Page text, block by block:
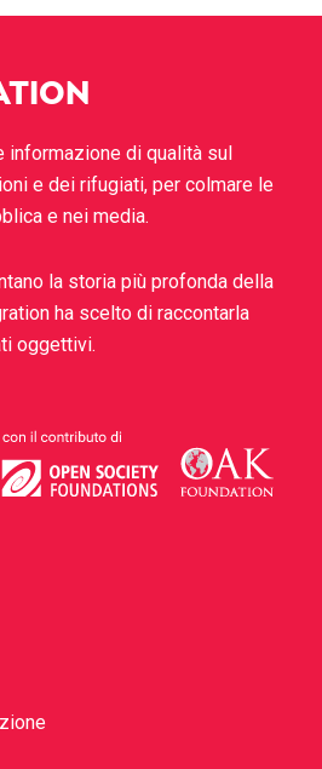
informazione di qualità sul
e dei rifugiati, per colmare le
e nei media.
la storia più profonda della
ha scelto di raccontarla
oggettivi.